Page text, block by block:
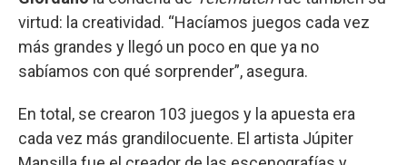
virtud: la creatividad. “Hacíamos juegos cada vez
más grandes y llegó un poco en que ya no
sabíamos con qué sorprender”, asegura.
En total, se crearon 103 juegos y la apuesta era
cada vez más grandilocuente. El artista Júpiter